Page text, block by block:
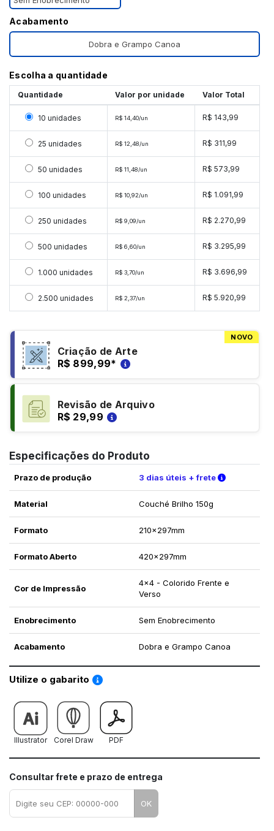
Acabamento
Dobra e Grampo Canoa
Escolha a quantidade
Quantidade Valor por unidade Valor Total
Selecionar 10 unidades
10 unidades R$ 14,40/un R$ 143,99
Selecionar 25 unidades
25 unidades R$ 12,48/un R$ 311,99
Selecionar 50 unidades
50 unidades R$ 11,48/un R$ 573,99
Selecionar 100 unidades
100 unidades R$ 10,92/un R$ 1.091,99
Selecionar 250 unidades
250 unidades R$ 9,09/un R$ 2.270,99
Selecionar 500 unidades
500 unidades R$ 6,60/un R$ 3.295,99
Selecionar 1000 unidades
1.000 unidades R$ 3,70/un R$ 3.696,99
Selecionar 2500 unidades
2.500 unidades R$ 2,37/un R$ 5.920,99
NOVO
Criação de Arte
R$ 899,99*
Revisão de Arquivo
R$ 29,99
Especificações do Produto
Prazo de produção 3 dias úteis + frete Verifique
Material Couché Brilho 150g
Formato 210x297mm
Formato Aberto 420x297mm
Cor de Impressão
4x4 - Colorido Frente e
Verso
Enobrecimento Sem Enobrecimento
Acabamento Dobra e Grampo Canoa
Utilize o gabarito Saiba como utilizar os nossos gabaritos
Illustrator Corel Draw PDF
Consultar frete e prazo de entrega
OK